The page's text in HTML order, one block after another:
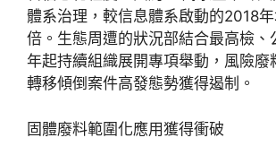
體系治理，較信息體系啟動的2018
倍。生態周遭的狀況部結合最高檢
年起持續組織展開專項舉動，風險廢
轉移傾倒案件高發態勢獲得遏制。
固體廢料範圍化應用獲得衝破